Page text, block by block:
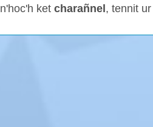
n'hoc'h ket charañnel , tennit